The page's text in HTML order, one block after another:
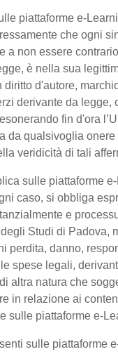
piattaforme e-
che ogni
a non essere
è nella sua
diritto d'autore,
derivante da legge,
fin d'ora
da qualsivoglia
veridicità di tali
sulle piattaforme
caso, si obbliga
e
Studi di Padova,
perdita, danno,
spese legali,
altra natura che
in relazione ai
sulle piattaforme e-
sulle piattaforme